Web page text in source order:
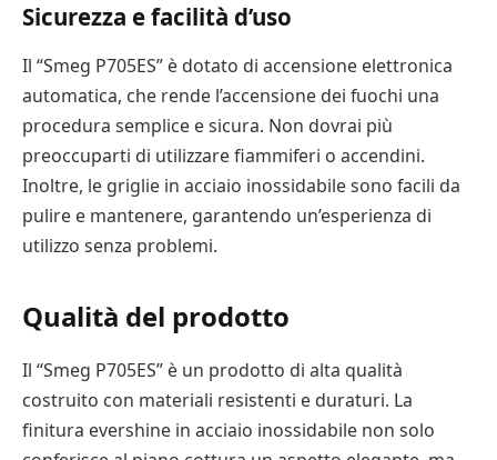
Sicurezza e facilità d’uso
Il “Smeg P705ES” è dotato di accensione elettronica
automatica, che rende l’accensione dei fuochi una
procedura semplice e sicura. Non dovrai più
preoccuparti di utilizzare fiammiferi o accendini.
Inoltre, le griglie in acciaio inossidabile sono facili da
pulire e mantenere, garantendo un’esperienza di
utilizzo senza problemi.
Qualità del prodotto
Il “Smeg P705ES” è un prodotto di alta qualità
costruito con materiali resistenti e duraturi. La
finitura evershine in acciaio inossidabile non solo